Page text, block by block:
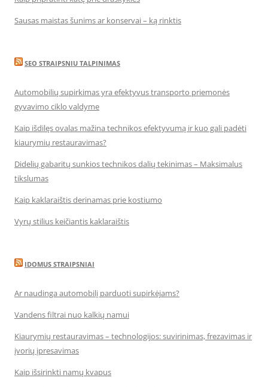
Sausas maistas šunims ar konservai – ką rinktis
SEO STRAIPSNIU TALPINIMAS
Automobilių supirkimas yra efektyvus transporto priemonės
gyvavimo ciklo valdyme
Kaip išdilęs ovalas mažina technikos efektyvumą ir kuo gali padėti
kiaurymių restauravimas?
Didelių gabaritų sunkios technikos dalių tekinimas – Maksimalus
tikslumas
Kaip kaklaraištis derinamas prie kostiumo
Vyrų stilius keičiantis kaklaraištis
IDOMUS STRAIPSNIAI
Ar naudinga automobilį parduoti supirkėjams?
Vandens filtrai nuo kalkių namui
Kiaurymių restauravimas – technologijos: suvirinimas, frezavimas ir
įvorių įpresavimas
Kaip išsirinkti namų kvapus